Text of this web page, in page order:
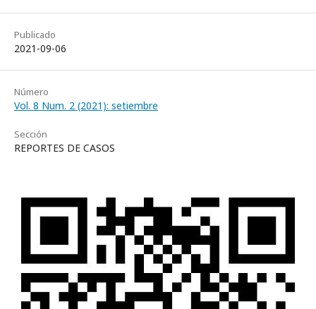
Publicado
2021-09-06
Número
Vol. 8 Num. 2 (2021): setiembre
Sección
REPORTES DE CASOS